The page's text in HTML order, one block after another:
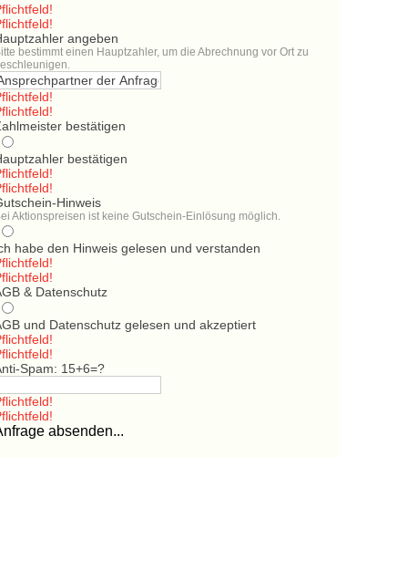
angeben
bestimmt einen Hauptzahler, um die Abrechnung vor Ort zu
bestätigen
bestätigen
Hinweis
Aktionspreisen ist keine Gutschein-Einlösung möglich.
habe den Hinweis gelesen und verstanden
& Datenschutz
und Datenschutz gelesen und akzeptiert
Spam: 15+6=?
absenden...